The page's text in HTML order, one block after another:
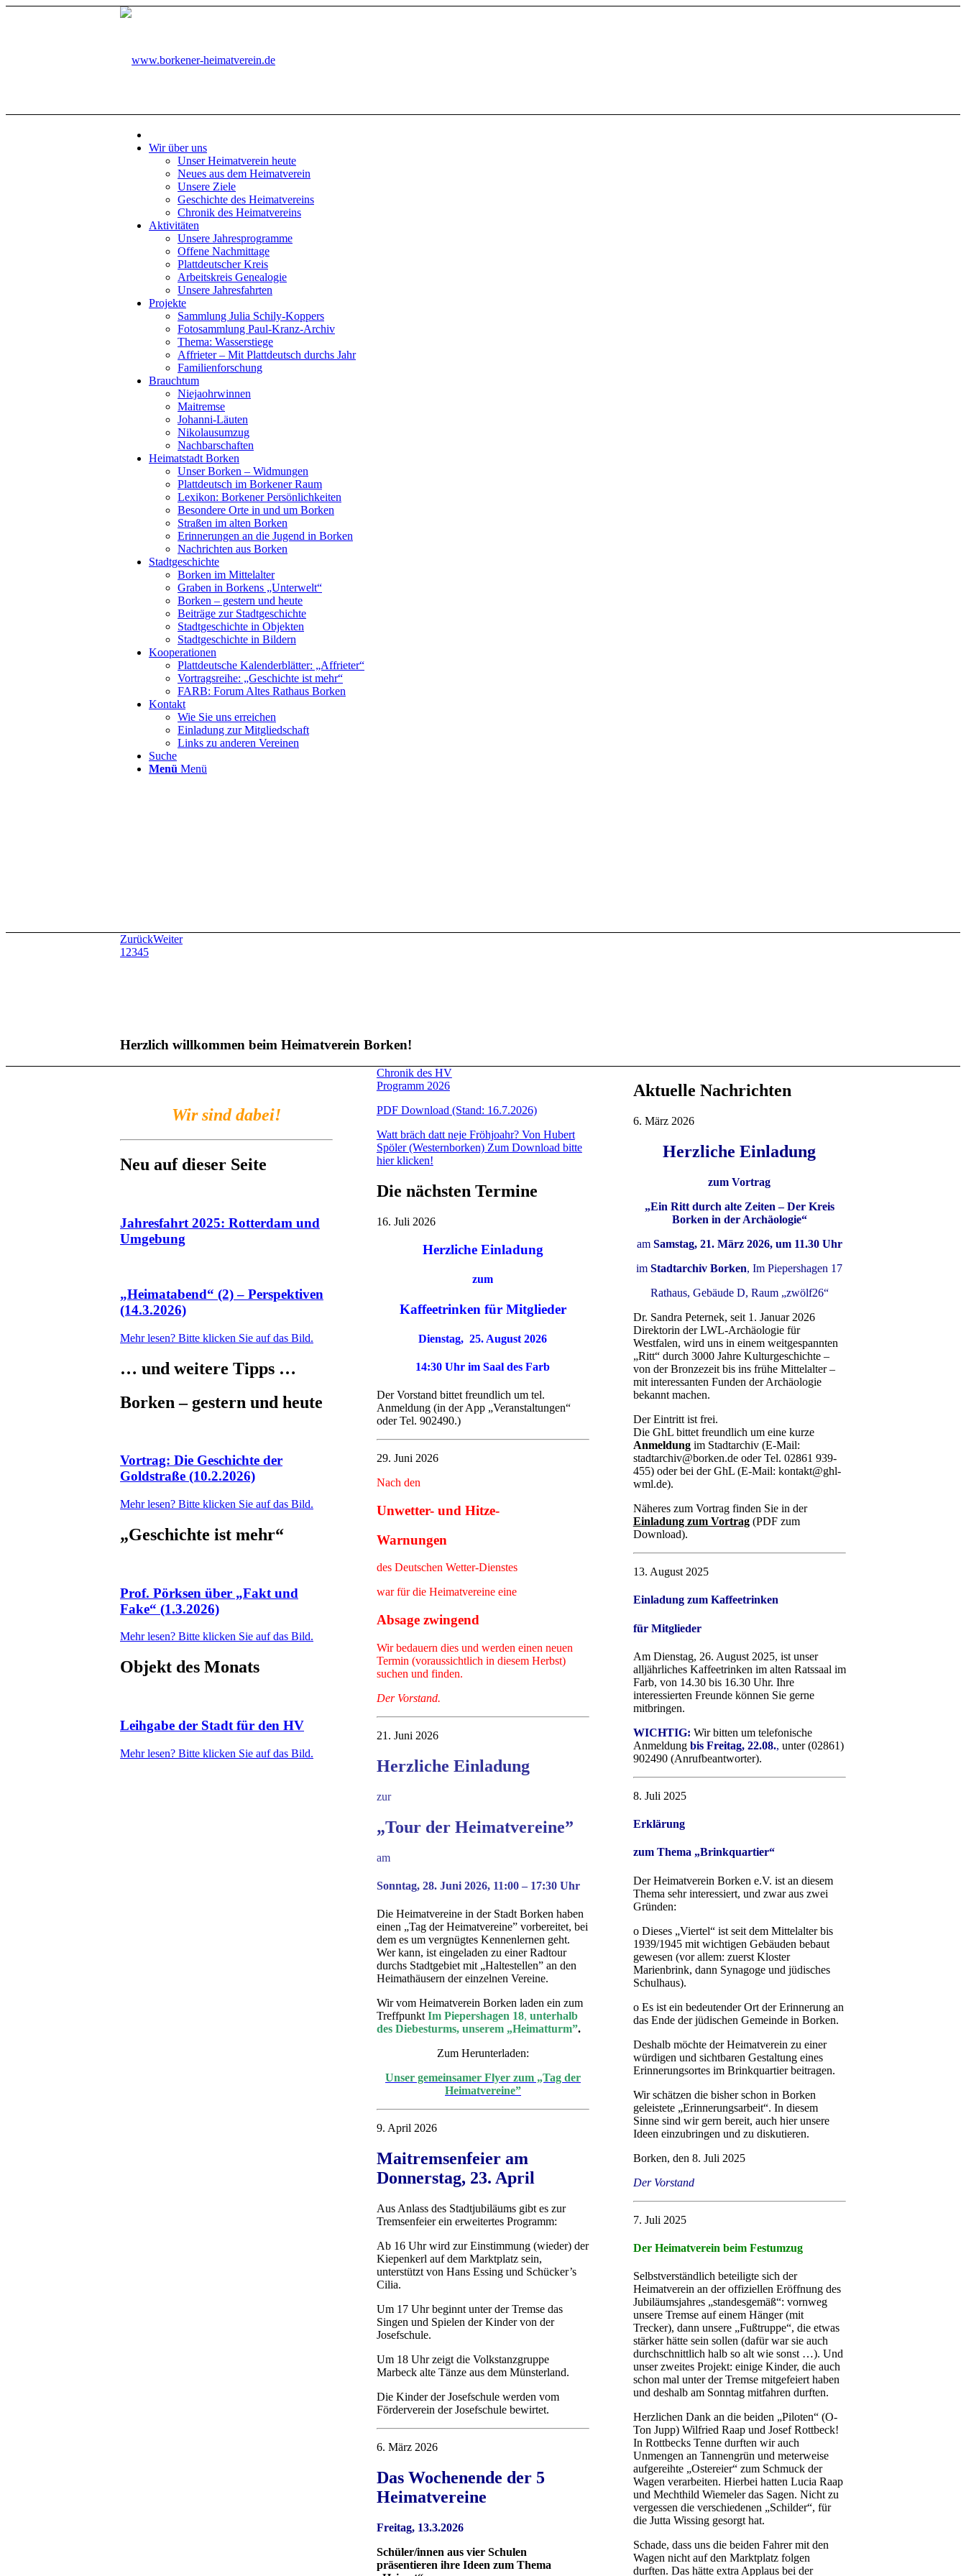
Wir über uns
Unser Heimatverein heute
Neues aus dem Heimatverein
Unsere Ziele
Geschichte des Heimatvereins
Chronik des Heimatvereins
Aktivitäten
Unsere Jahresprogramme
Offene Nachmittage
Plattdeutscher Kreis
Arbeitskreis Genealogie
Unsere Jahresfahrten
Projekte
Sammlung Julia Schily-Koppers
Fotosammlung Paul-Kranz-Archiv
Thema: Wasserstiege
Affrieter – Mit Plattdeutsch durchs Jahr
Familienforschung
Brauchtum
Niejaohrwinnen
Maitremse
Johanni-Läuten
Nikolausumzug
Nachbarschaften
Heimatstadt Borken
Unser Borken – Widmungen
Plattdeutsch im Borkener Raum
Lexikon: Borkener Persönlichkeiten
Besondere Orte in und um Borken
Straßen im alten Borken
Erinnerungen an die Jugend in Borken
Nachrichten aus Borken
Stadtgeschichte
Borken im Mittelalter
Graben in Borkens „Unterwelt“
Borken – gestern und heute
Beiträge zur Stadtgeschichte
Stadtgeschichte in Objekten
Stadtgeschichte in Bildern
Kooperationen
Plattdeutsche Kalenderblätter: „Affrieter“
Vortragsreihe: „Geschichte ist mehr“
FARB: Forum Altes Rathaus Borken
Kontakt
Wie Sie uns erreichen
Einladung zur Mitgliedschaft
Links zu anderen Vereinen
Suche
Menü Menü
ZurückWeiter
1 2345
Herzlich willkommen beim Heimatverein Borken!
Wir sind dabei!
Neu auf dieser Seite
Jahresfahrt 2025: Rotterdam und
Umgebung
„Heimatabend“ (2) – Perspektiven
(14.3.2026)
Mehr lesen? Bitte klicken Sie auf das Bild.
… und weitere Tipps …
Borken – gestern und heute
Vortrag: Die Geschichte der
Goldstraße (10.2.2026)
Mehr lesen? Bitte klicken Sie auf das Bild.
„Geschichte ist mehr“
Prof. Pörksen über „Fakt und
Fake“ (1.3.2026)
Mehr lesen? Bitte klicken Sie auf das Bild.
Objekt des Monats
Leihgabe der Stadt für den HV
Mehr lesen? Bitte klicken Sie auf das Bild.
Chronik des HV
Programm 2026
PDF Download (Stand: 16.7.2026)
Watt bräch datt neje Fröhjoahr? Von Hubert
Spöler (Westernborken) Zum Download bitte
hier klicken!
Die nächsten Termine
16. Juli 2026
Herzliche Einladung
zum
Kaffeetrinken für Mitglieder
Dienstag, 25. August 2026
14:30 Uhr im Saal des Farb
Der Vorstand bittet freundlich um tel.
Anmeldung (in der App „Veranstaltungen“
oder Tel. 902490.)
29. Juni 2026
Nach den
Unwetter- und Hitze-
Warnungen
des Deutschen Wetter-Dienstes
war für die Heimatvereine eine
Absage zwingend
Wir bedauern dies und werden einen neuen
Termin (voraussichtlich in diesem Herbst)
suchen und finden.
Der Vorstand.
21. Juni 2026
Herzliche Einladung
zur
„Tour der Heimatvereine”
am
Sonntag, 28. Juni 2026, 11:00 – 17:30 Uhr
Die Heimatvereine in der Stadt Borken haben
einen „Tag der Heimatvereine” vorbereitet, bei
dem es um vergnügtes Kennenlernen geht.
Wer kann, ist eingeladen zu einer Radtour
durchs Stadtgebiet mit „Haltestellen” an den
Heimathäusern der einzelnen Vereine.
Wir vom Heimatverein Borken laden ein zum
Treffpunkt Im Piepershagen 18, unterhalb
des Diebesturms, unserem „Heimatturm”.
Zum Herunterladen:
Unser gemeinsamer Flyer zum „Tag der
Heimatvereine”
9. April 2026
Maitremsenfeier am
Donnerstag, 23. April
Aus Anlass des Stadtjubiläums gibt es zur
Tremsenfeier ein erweitertes Programm:
Ab 16 Uhr wird zur Einstimmung (wieder) der
Kiepenkerl auf dem Marktplatz sein,
unterstützt von Hans Essing und Schücker’s
Cilia.
Um 17 Uhr beginnt unter der Tremse das
Singen und Spielen der Kinder von der
Josefschule.
Um 18 Uhr zeigt die Volkstanzgruppe
Marbeck alte Tänze aus dem Münsterland.
Die Kinder der Josefschule werden vom
Förderverein der Josefschule bewirtet.
6. März 2026
Das Wochenende der 5
Heimatvereine
Freitag, 13.3.2026
Schüler/innen aus vier Schulen
präsentieren ihre Ideen zum Thema
Aktuelle Nachrichten
6. März 2026
Herzliche Einladung
zum Vortrag
„Ein Ritt durch alte Zeiten – Der Kreis
Borken in der Archäologie“
amSamstag, 21. März 2026, um 11.30 Uhr
imStadtarchiv Borken, Im Piepershagen 17
Rathaus, Gebäude D, Raum „zwölf26“
Dr. Sandra Peternek, seit 1. Januar 2026
Direktorin der LWL-Archäologie für
Westfalen, wird uns in einem weitgespannten
„Ritt“ durch 3000 Jahre Kulturgeschichte –
von der Bronzezeit bis ins frühe Mittelalter –
mit interessanten Funden der Archäologie
bekannt machen.
Der Eintritt ist frei.
Die GhL bittet freundlich um eine kurze
Anmeldungim Stadtarchiv (E-Mail:
stadtarchiv@borken.de oder Tel. 02861 939-
455) oder bei der GhL (E-Mail: kontakt@ghl-
wml.de).
Näheres zum Vortrag finden Sie in der
Einladung zum Vortrag(PDF zum
Download).
13. August 2025
Einladung zum Kaffeetrinken
für Mitglieder
Am Dienstag, 26. August 2025, ist unser
alljährliches Kaffeetrinken im alten Ratssaal im
Farb, von 14.30 bis 16.30 Uhr. Ihre
interessierten Freunde können Sie gerne
mitbringen.
WICHTIG: Wir bitten um telefonische
Anmeldung bis Freitag, 22.08., unter (02861)
902490 (Anrufbeantworter).
8. Juli 2025
Erklärung
zum Thema „Brinkquartier“
Der Heimatverein Borken e.V. ist an diesem
Thema sehr interessiert, und zwar aus zwei
Gründen:
o Dieses „Viertel“ ist seit dem Mittelalter bis
1939/1945 mit wichtigen Gebäuden bebaut
gewesen (vor allem: zuerst Kloster
Marienbrink, dann Synagoge und jüdisches
Schulhaus).
o Es ist ein bedeutender Ort der Erinnerung an
das Ende der jüdischen Gemeinde in Borken.
Deshalb möchte der Heimatverein zu einer
würdigen und sichtbaren Gestaltung eines
Erinnerungsortes im Brinkquartier beitragen.
Wir schätzen die bisher schon in Borken
geleistete „Erinnerungsarbeit“. In diesem
Sinne sind wir gern bereit, auch hier unsere
Ideen einzubringen und zu diskutieren.
Borken, den 8. Juli 2025
Der Vorstand
7. Juli 2025
Der Heimatverein beim Festumzug
Selbstverständlich beteiligte sich der
Heimatverein an der offiziellen Eröffnung des
Jubiläumsjahres „standesgemäß“: vornweg
unsere Tremse auf einem Hänger (mit
Trecker), dann unsere „Fußtruppe“, die etwas
stärker hätte sein sollen (dafür war sie auch
durchschnittlich halb so alt wie sonst …). Und
unser zweites Projekt: einige Kinder, die auch
schon mal unter der Tremse mitgefeiert haben
und deshalb am Sonntag mitfahren durften.
Herzlichen Dank an die beiden „Piloten“ (O-
Ton Jupp) Wilfried Raap und Josef Rottbeck!
In Rottbecks Tenne durften wir auch
Unmengen an Tannengrün und meterweise
aufgereihte „Ostereier“ zum Schmuck der
Wagen verarbeiten. Hierbei hatten Lucia Raap
und Mechthild Wiemeler das Sagen. Nicht zu
vergessen die verschiedenen „Schilder“, für
die Jutta Wissing gesorgt hat.
Schade, dass uns die beiden Fahrer mit den
Wagen nicht auf den Marktplatz folgen
durften. Das hätte extra Applaus bei der